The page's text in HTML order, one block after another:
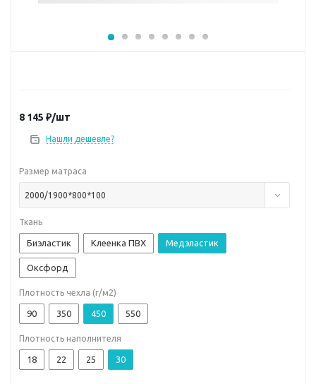
8 145 ₽/шт
Нашли дешевле?
Размер матраса
2000/1900*800*100
Ткань
Биэластик Клеенка ПВХ Медэластик
Оксфорд
Плотность чехла (г/м2)
90 350 450 550
Плотность наполнителя
18 22 25 30